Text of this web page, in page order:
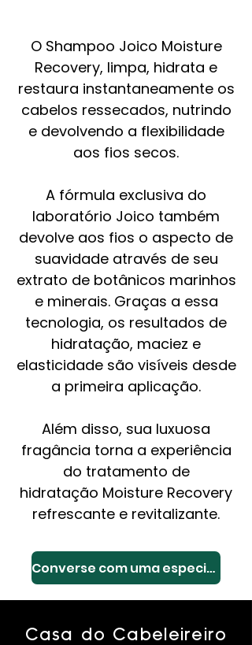
O Shampoo Joico Moisture
Recovery, limpa, hidrata e
restaura instantaneamente os
cabelos ressecados, nutrindo
e devolvendo a flexibilidade
aos fios secos.
A fórmula exclusiva do
laboratório Joico também
devolve aos fios o aspecto de
suavidade através de seu
extrato de botânicos marinhos
e minerais. Graças a essa
tecnologia, os resultados de
hidratação, maciez e
elasticidade são visíveis desde
a primeira aplicação.
Além disso, sua luxuosa
fragância torna a experiência
do tratamento de
hidratação Moisture Recovery
refrescante e revitalizante.
Converse com uma especialista
Casa do Cabeleireiro